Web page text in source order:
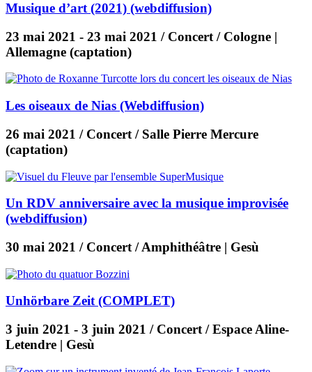
Musique d’art (2021) (webdiffusion)
23 mai 2021 - 23 mai 2021 / Concert / Cologne |
Allemagne (captation)
Les oiseaux de Nias (Webdiffusion)
26 mai 2021 / Concert / Salle Pierre Mercure
(captation)
Un RDV anniversaire avec la musique improvisée
(webdiffusion)
30 mai 2021 / Concert / Amphithéâtre | Gesù
Unhörbare Zeit (COMPLET)
3 juin 2021 - 3 juin 2021 / Concert / Espace Aline-
Letendre | Gesù